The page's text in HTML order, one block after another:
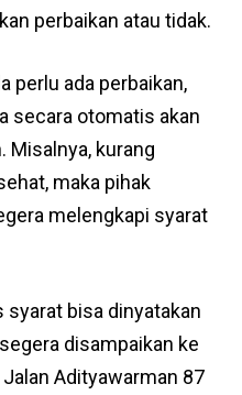
perbaikan atau tidak.
perlu ada perbaikan,
secara otomatis akan
Misalnya, kurang
maka pihak
melengkapi syarat
syarat bisa dinyatakan
disampaikan ke
Jalan Adityawarman 87